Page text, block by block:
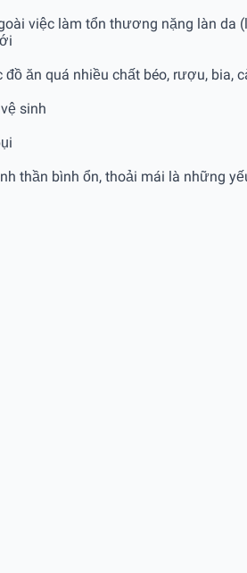
việc làm tổn thương nặng làn
ăn quá nhiều chất béo, rượu,
sinh
thần bình ổn, thoải mái là những